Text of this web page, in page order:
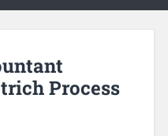
Process